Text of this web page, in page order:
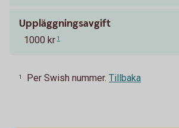
Uppläggningsavgift
1000 kr 1
1 Per Swish nummer. Tillbaka